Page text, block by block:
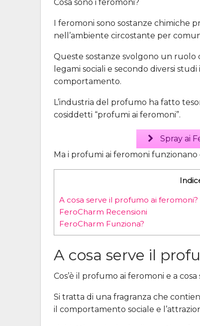
Cosa sono i feromoni?
I feromoni sono sostanze
nell’ambiente circostante per
Queste sostanze svolgono un ruolo
legami sociali e secondo diversi
comportamento.
L’industria del profumo ha fatto
cosiddetti “profumi ai feromoni”.
Spray ai
Ma i profumi ai feromoni funzionano
A cosa serve il profumo ai feromoni?
FeroCharm Recensioni
FeroCharm Funziona?
A cosa serve il
Cos’è il profumo ai feromoni e a cosa
Si tratta di una fragranza che
il comportamento sociale e